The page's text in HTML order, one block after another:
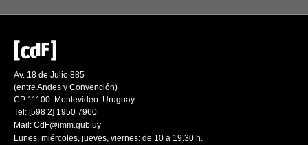
Av. 18 de Julio 885
(entre Andes y Convención)
CP 11100. Montevideo. Uruguay
Tel: [598 2] 1950 7960
Mail: CdF@imm.gub.uy
Lunes, miércoles, jueves, viernes: de 10 a 19.30 h.